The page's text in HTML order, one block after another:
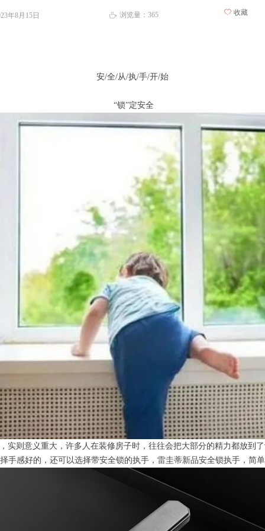
安/全/从/执/手/开/始
“锁”定安全
实则意义重大，许多人在装修房子时，往往会把大部分的精力都放到
手感好的，还可以选择带安全锁的执手，雷圭蒂新品安全锁执手，简
年8月15日 ꄘ 浏览量： 365 ꄀ 收藏